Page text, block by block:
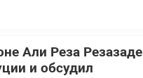
Али Реза Резазаде
и обсудил